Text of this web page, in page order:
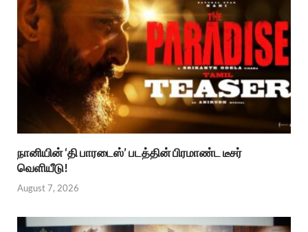
நானியின் ‘தி பாரடைஸ்’ படத்தின் பிரமாண்ட டீசர்
வெளியீடு!
August 7, 2026